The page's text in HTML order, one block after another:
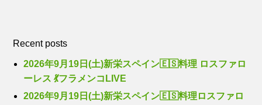
Recent posts
2026年9月19日(土)新栄スペイン🇪🇸料理 ロスファロ
ーレス 💃フラメンコLIVE
2026年9月19日(土)新栄スペイン🇪🇸料理ロスファロ